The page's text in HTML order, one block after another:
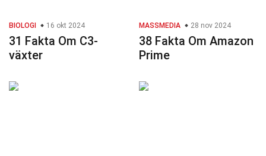
BIOLOGI 16 okt 2024
31 Fakta Om C3-
växter
MASSMEDIA 28 nov 2024
38 Fakta Om Amazon
Prime